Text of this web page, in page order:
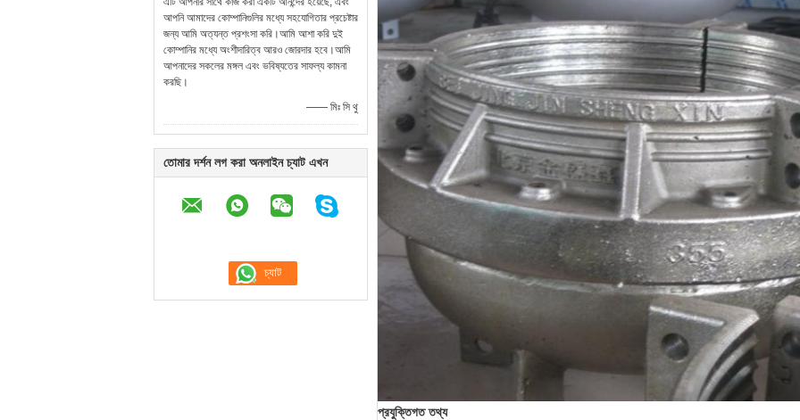
আপনি আমাদের কোম্পানিগুলির মধ্যে সহযোগিতার প্রচেষ্টার
জন্য আমি অত্যন্ত প্রশংসা করি।আমি আশা করি দুই
কোম্পানির মধ্যে অংশীদারিত্ব আরও জোরদার হবে।আমি
আপনাদের সকলের মঙ্গল এবং ভবিষ্যতের সাফল্য কামনা
করছি।
—— মিঃ সি থু
তোমার দর্শন লগ করা অনলাইন চ্যাট এখন
প্রযুক্তিগত তথ্য